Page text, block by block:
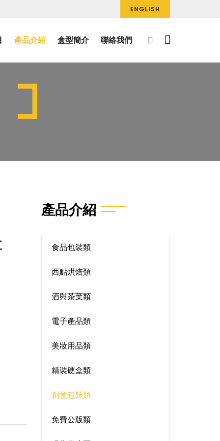
ENGLISH
產品介紹 盒型簡介 聯絡我們
產品介紹
食品包裝類
西點烘焙類
酒與茶葉類
電子產品類
美妝用品類
精裝硬盒類
創意包裝類
免費公版類